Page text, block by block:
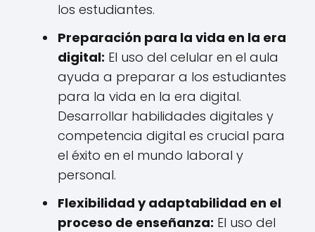
los estudiantes.
Preparación para la vida en la era
digital: El uso del celular en el aula
ayuda a preparar a los estudiantes
para la vida en la era digital.
Desarrollar habilidades digitales y
competencia digital es crucial para
el éxito en el mundo laboral y
personal.
Flexibilidad y adaptabilidad en el
proceso de enseñanza: El uso del